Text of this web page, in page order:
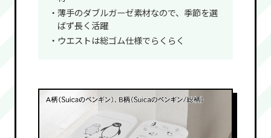
・薄手のダブルガーゼ素材なので、季節を選
ばず長く活躍
・ウエストは総ゴム仕様でらくらく